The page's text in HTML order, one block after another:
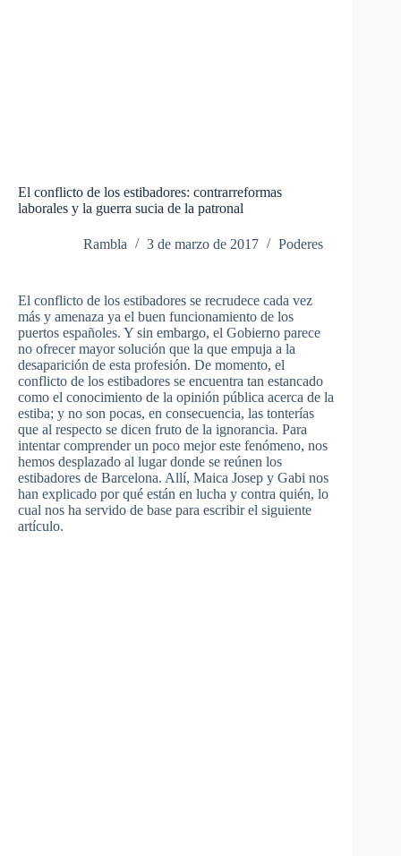
El conflicto de los estibadores: contrarreformas
laborales y la guerra sucia de la patronal
Rambla 3 de marzo de 2017 Poderes
El conflicto de los estibadores se recrudece cada vez
más y amenaza ya el buen funcionamiento de los
puertos españoles. Y sin embargo, el Gobierno parece
no ofrecer mayor solución que la que empuja a la
desaparición de esta profesión. De momento, el
conflicto de los estibadores se encuentra tan estancado
como el conocimiento de la opinión pública acerca de la
estiba; y no son pocas, en consecuencia, las tonterías
que al respecto se dicen fruto de la ignorancia. Para
intentar comprender un poco mejor este fenómeno, nos
hemos desplazado al lugar donde se reúnen los
estibadores de Barcelona. Allí, Maica Josep y Gabi nos
han explicado por qué están en lucha y contra quién, lo
cual nos ha servido de base para escribir el siguiente
artículo.